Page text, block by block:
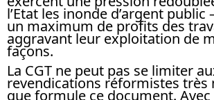
l’Etat les inonde d’argent
un maximum de profits des
aggravant leur exploitation de
façons.
La CGT ne peut pas se limiter
revendications réformistes très
que formule ce document. Avec